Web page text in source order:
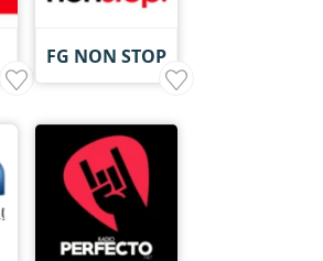
FG NON STOP